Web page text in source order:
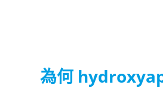
為何